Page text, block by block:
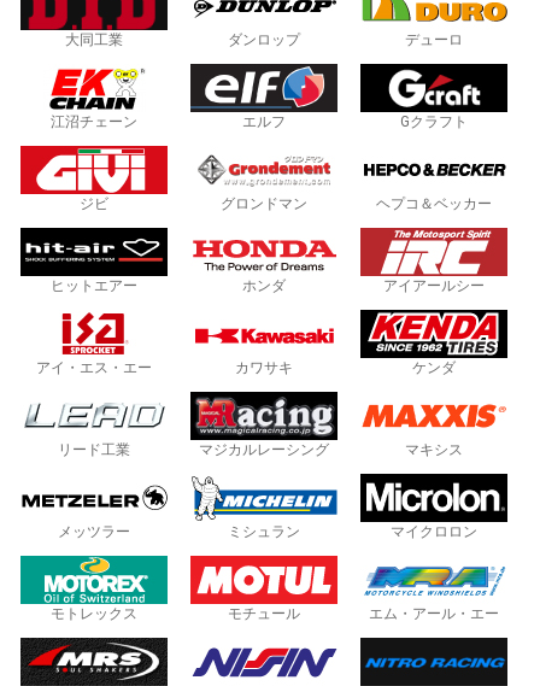
大同工業 ダンロップ デューロ
江沼チェーン エルフ Gクラフト
ジビ グロンドマン ヘプコ＆ベッカー
ヒットエアー ホンダ アイアールシー
アイ・エス・エー カワサキ ケンダ
リード工業 マジカルレーシング マキシス
メッツラー ミシュラン マイクロロン
モトレックス モチュール エム・アール・エー